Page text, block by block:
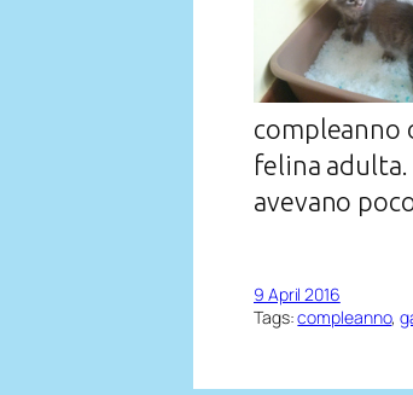
compleanno
felina
avevano
9 April 2016
Tags:compleanno,